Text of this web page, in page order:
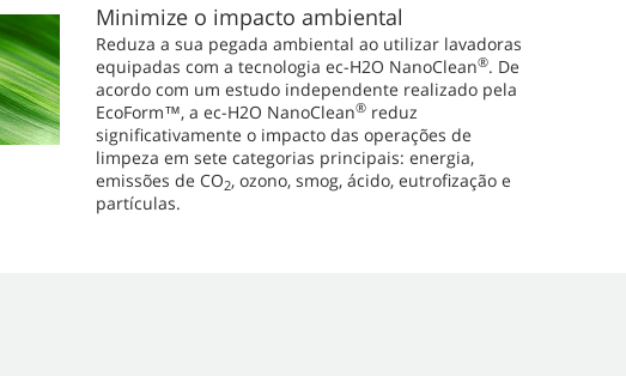
Minimize o impacto ambiental
Reduza a sua pegada ambiental ao utilizar lavadoras
equipadas com a tecnologia ec-H2O NanoClean®. De
acordo com um estudo independente realizado pela
EcoForm™, a ec-H2O NanoClean® reduz
significativamente o impacto das operações de
limpeza em sete categorias principais: energia,
emissões de CO2, ozono, smog, ácido, eutrofização e
partículas.